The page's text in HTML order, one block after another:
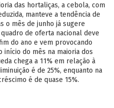
das hortaliças, a cebola, com
manteve a tendência de
o mês de junho já sugere
de oferta nacional deve
do ano e vem provocando
início do mês na maioria dos
chega a 11% em relação à
é de 25%, enquanto na
é de quase 15%.